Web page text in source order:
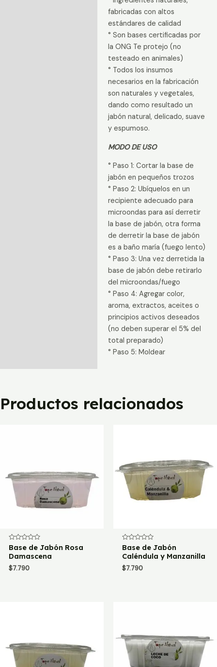
fabricadas con altos
estándares de calidad
° Son bases certificadas por
la ONG Te protejo (no
testeado en animales)
° Todos los insumos
necesarios en la fabricación
son naturales y vegetales,
dando como resultado un
jabón natural, delicado, suave
y espumoso.
MODO DE USO
° Paso 1: Cortar la base de
jabón en pequeños trozos
° Paso 2: Ubíquelos en un
recipiente adecuado para
microondas para así derretir
la base de jabón, otra forma
de derretir la base de jabón
es a baño maría (fuego lento)
° Paso 3: Una vez derretida la
base de jabón debe retirarlo
del microondas/fuego
° Paso 4: Agregar color,
aroma, extractos, aceites o
principios activos deseados
(no deben superar el 5% del
total preparado)
° Paso 5: Moldear
Productos relacionados
Valorado
con
0
de
5
Base de Jabón Rosa
Damascena
$7.790
Valorado
con
0
de
5
Base de Jabón
Caléndula y Manzanilla
$7.790